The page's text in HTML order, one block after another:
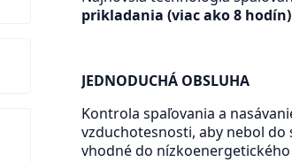
prikladania (viac ako 8 hodín)
JEDNODUCHÁ OBSLUHA
Kontrola spaľovania a
vzduchotesnosti, aby nebol do
vhodné do